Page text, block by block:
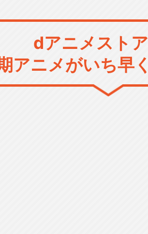
dアニメスト
アニメがいち早